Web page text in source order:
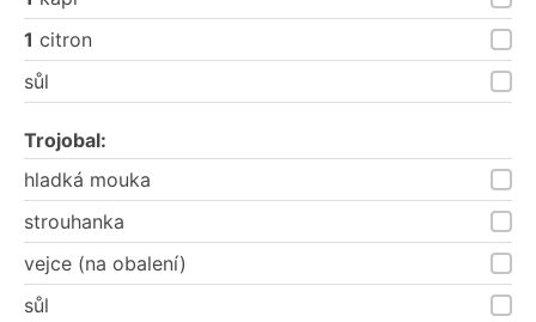
1 citron
sůl
Trojobal:
hladká mouka
strouhanka
vejce (na obalení)
sůl